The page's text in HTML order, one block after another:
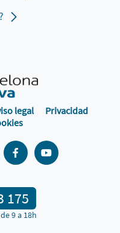
legal
Privacidad
175
9 a 18h